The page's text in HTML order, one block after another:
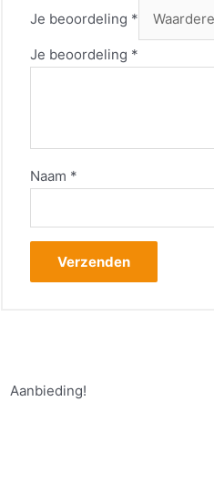
Je beoordeling *
Je beoordeling *
Naam *
Aanbieding!